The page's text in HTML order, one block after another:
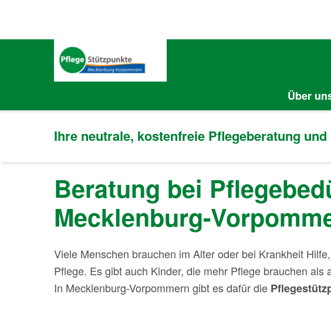
Über
Ihre neutrale, kostenfreie Pflegeberatung
Beratung bei
Mecklenburg-
Viele Menschen brauchen im Alter oder bei Krankheit
Pflege. Es gibt auch Kinder, die mehr Pflege brauchen als
In Mecklenburg-Vorpommern gibt es dafür die